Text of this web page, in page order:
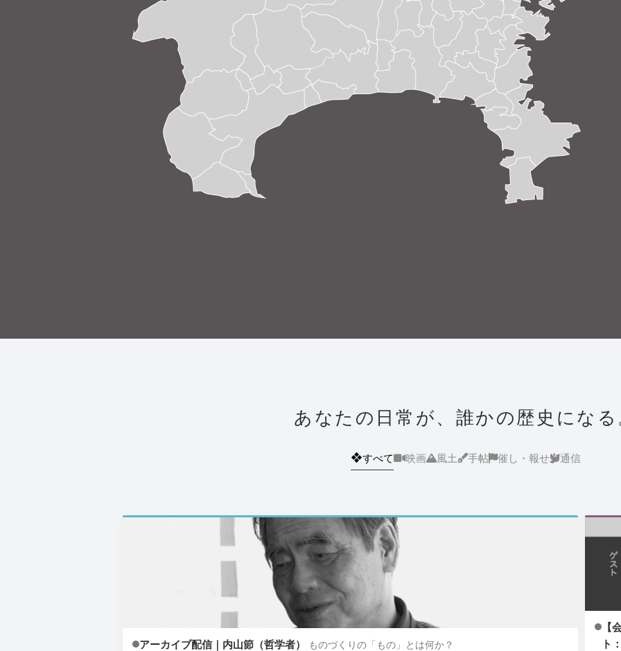
あなたの日常が、誰かの歴史にな
❖すべて 映画 風土 手帖 催し・報せ 通信
アーカイブ配信｜内山節（哲学者） ものづくりの「もの」とは何か？
【
ト